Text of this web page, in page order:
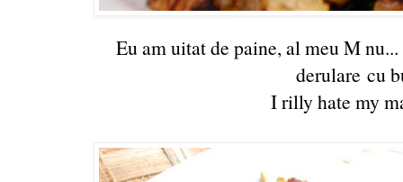
Eu am uitat de paine, al meu M
derulare cu
I rilly hate my